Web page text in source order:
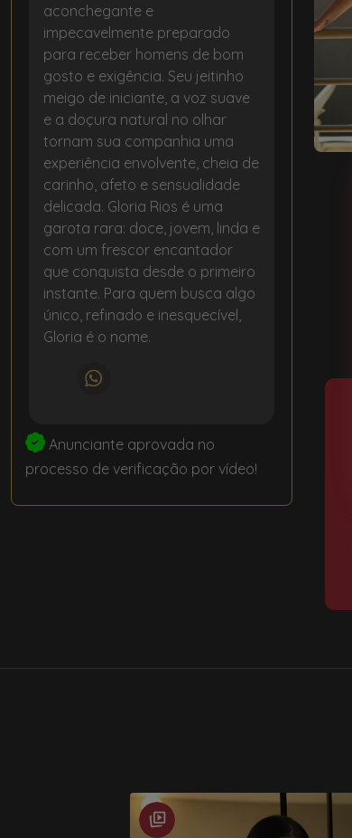
aconchegante e
impecavelmente preparado
para receber homens de bom
gosto e exigência. Seu jeitinho
meigo de iniciante, a voz suave
e a doçura natural no olhar
tornam sua companhia uma
experiência envolvente, cheia de
carinho, afeto e sensualidade
delicada. Gloria Rios é uma
garota rara: doce, jovem, linda e
com um frescor encantador
que conquista desde o primeiro
instante. Para quem busca algo
único, refinado e inesquecível,
Gloria é o nome.
Anunciante aprovada no
processo de verificação por vídeo!